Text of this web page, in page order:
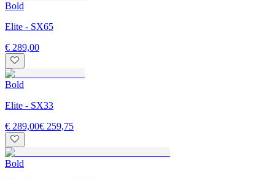
Bold
Elite - SX65
€ 289,00
Bold
Elite - SX33
€ 289,00€ 259,75
Bold